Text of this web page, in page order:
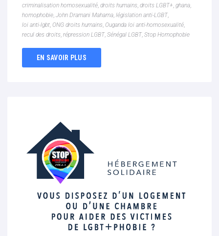
criminalisation homosexualité, droits humains, droits LGBT+, ghana,
homophobie, John Dramani Mahama, législation anti-LGBT,
loi anti-lgbt, ONG droits humains, Ouganda loi anti-homosexualité,
recul des droits, répression LGBT, Sénégal LGBT, Stop Homophobie
EN SAVOIR PLUS